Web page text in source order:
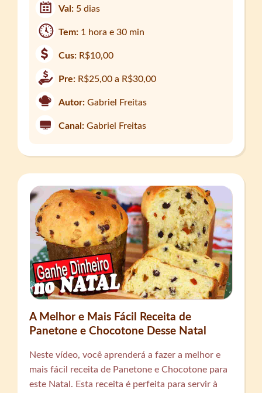
Val: 5 dias
Tem: 1 hora e 30 min
Cus: R$10,00
Pre: R$25,00 a R$30,00
Autor: Gabriel Freitas
Canal: Gabriel Freitas
A Melhor e Mais Fácil Receita de
Panetone e Chocotone Desse Natal
Neste vídeo, você aprenderá a fazer a melhor e
mais fácil receita de Panetone e Chocotone para
este Natal. Esta receita é perfeita para servir à